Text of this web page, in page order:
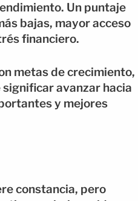
Un puntaje
bajas, mayor acceso
financiero.
metas de crecimiento,
avanzar hacia
y mejores
constancia, pero